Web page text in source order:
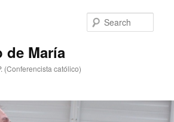
de María
(Conferencista católico)